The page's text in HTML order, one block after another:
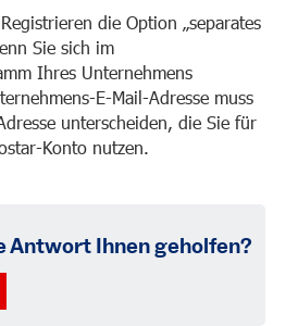
die Option „separates
Sie sich im
Ihres Unternehmens
E-Mail-Adresse muss
unterscheiden, die Sie für
Konto nutzen.
Antwort Ihnen geholfen?